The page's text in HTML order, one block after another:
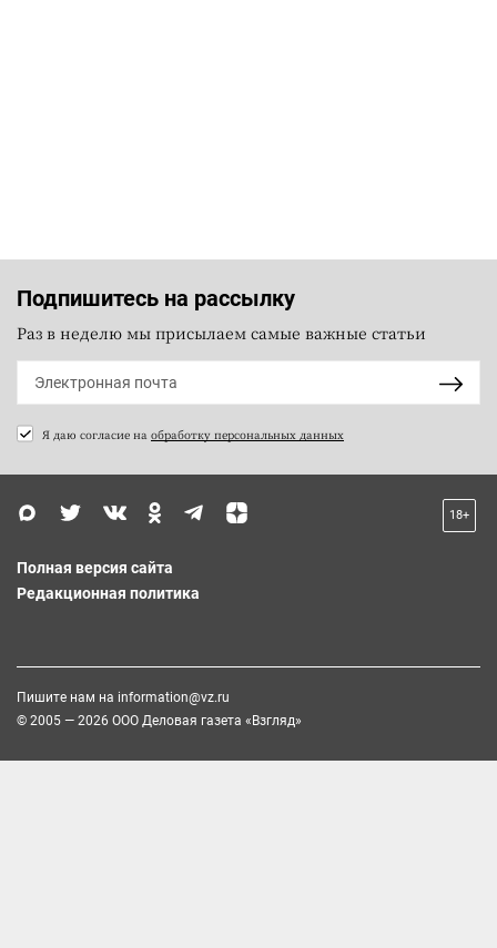
Подпишитесь на рассылку
Раз в неделю мы присылаем самые важные статьи
Я даю согласие на обработку персональных данных
18+
Полная версия сайта
Редакционная политика
Пишите нам на information@vz.ru
© 2005 — 2026 ООО Деловая газета «Взгляд»